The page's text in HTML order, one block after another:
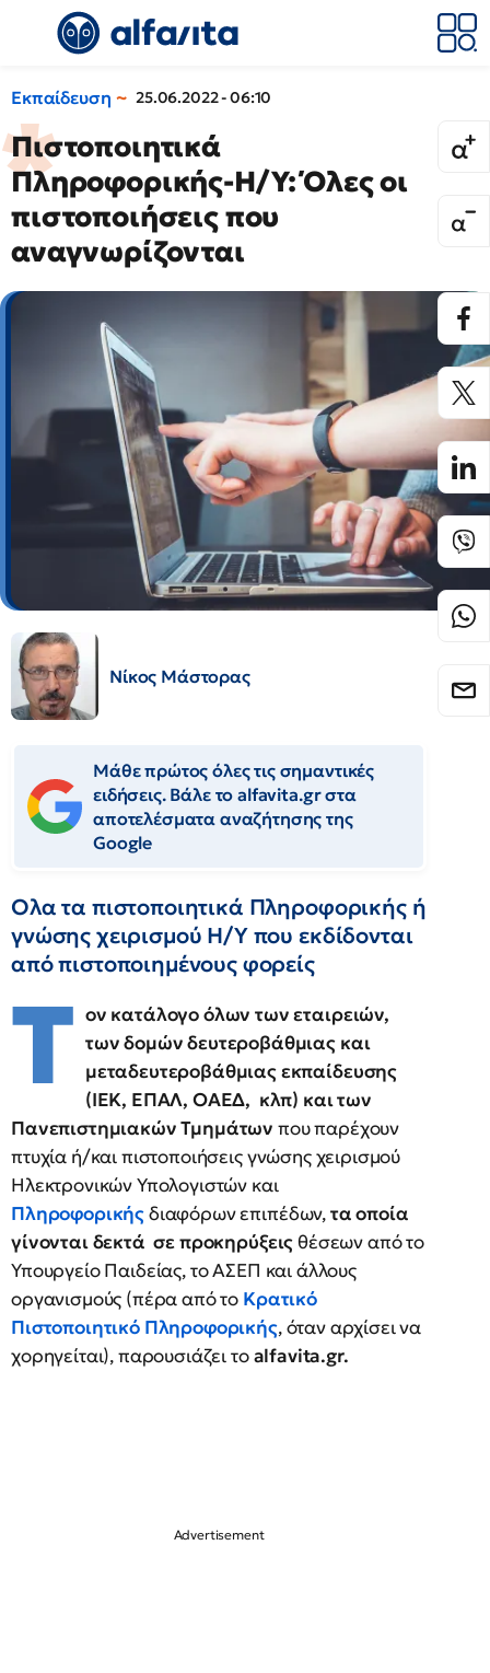
Εκπαίδευση 25.06.2022 - 06:10
Πιστοποιητικά
Πληροφορικής-Η/Υ: Όλες οι
πιστοποιήσεις που
αναγνωρίζονται
Νίκος Μάστορας
Μάθε πρώτος όλες τις σημαντικές
ειδήσεις. Βάλε το alfavita.gr στα
αποτελέσματα αναζήτησης της
Google
Ολα τα πιστοποιητικά Πληροφορικής ή
γνώσης χειρισμού Η/Υ που εκδίδονται
από πιστοποιημένους φορείς
Τ ον κατάλογο όλων των εταιρειών,
των δομών δευτεροβάθμιας και
μεταδευτεροβάθμιας εκπαίδευσης
(ΙΕΚ, ΕΠΑΛ, ΟΑΕΔ, κλπ) και των
Πανεπιστημιακών Τμημάτων που παρέχουν
πτυχία ή/και πιστοποιήσεις γνώσης χειρισμού
Ηλεκτρονικών Υπολογιστών και
Πληροφορικήςδιαφόρων επιπέδων,τα οποία
γίνονται δεκτά σε προκηρύξειςθέσεων από το
Υπουργείο Παιδείας, το ΑΣΕΠ και άλλους
οργανισμούς (πέρα από το Κρατικό
Πιστοποιητικό Πληροφορικής, όταν αρχίσει να
χορηγείται), παρουσιάζει τοalfavita.gr.